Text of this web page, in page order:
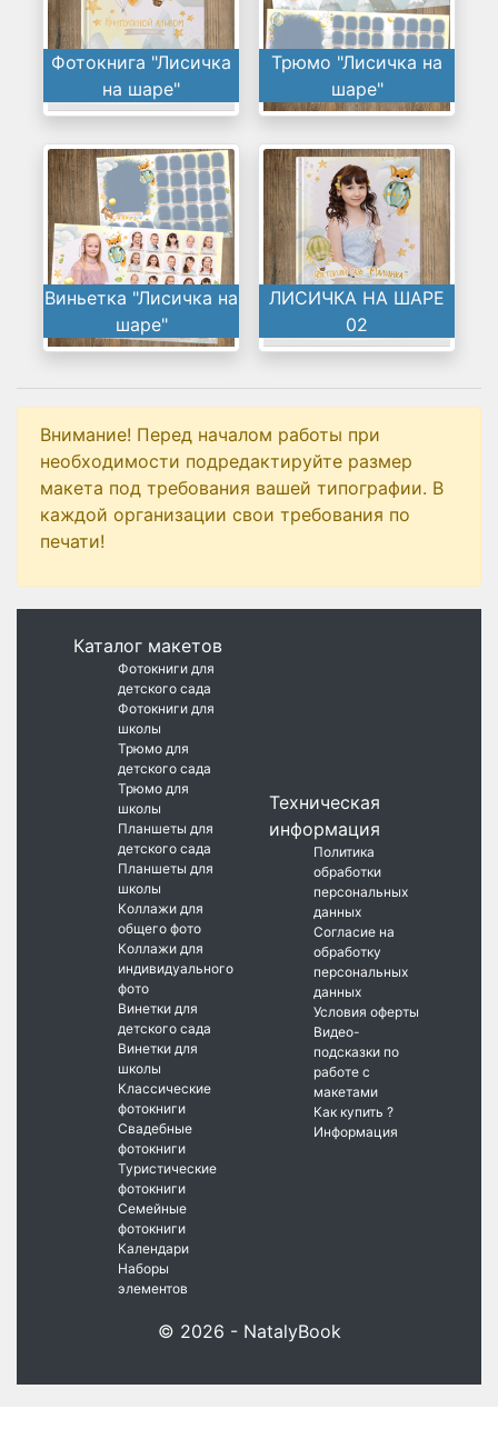
Фотокнига "Лисичка
на шаре"
Трюмо "Лисичка на
шаре"
Виньетка "Лисичка на
шаре"
ЛИСИЧКА НА ШАРЕ
02
Внимание! Перед началом работы при
необходимости подредактируйте размер
макета под требования вашей типографии. В
каждой организации свои требования по
печати!
Каталог макетов
Фотокниги для
детского сада
Фотокниги для
школы
Трюмо для
детского сада
Трюмо для
школы
Планшеты для
детского сада
Планшеты для
школы
Коллажи для
общего фото
Коллажи для
индивидуального
фото
Винетки для
детского сада
Винетки для
школы
Классические
фотокниги
Свадебные
фотокниги
Туристические
фотокниги
Семейные
фотокниги
Календари
Наборы
элементов
Техническая
информация
Политика
обработки
персональных
данных
Согласие на
обработку
персональных
данных
Условия оферты
Видео-
подсказки по
работе с
макетами
Как купить ?
Информация
© 2026 - NatalyBook